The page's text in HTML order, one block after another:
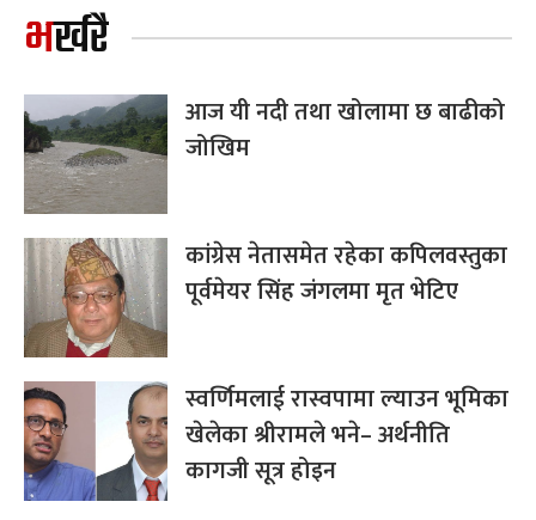
भर्खरै
आज यी नदी तथा खोलामा छ बाढीको
जोखिम
कांग्रेस नेतासमेत रहेका कपिलवस्तुका
पूर्वमेयर सिंह जंगलमा मृत भेटिए
स्वर्णिमलाई रास्वपामा ल्याउन भूमिका
खेलेका श्रीरामले भने– अर्थनीति
कागजी सूत्र होइन